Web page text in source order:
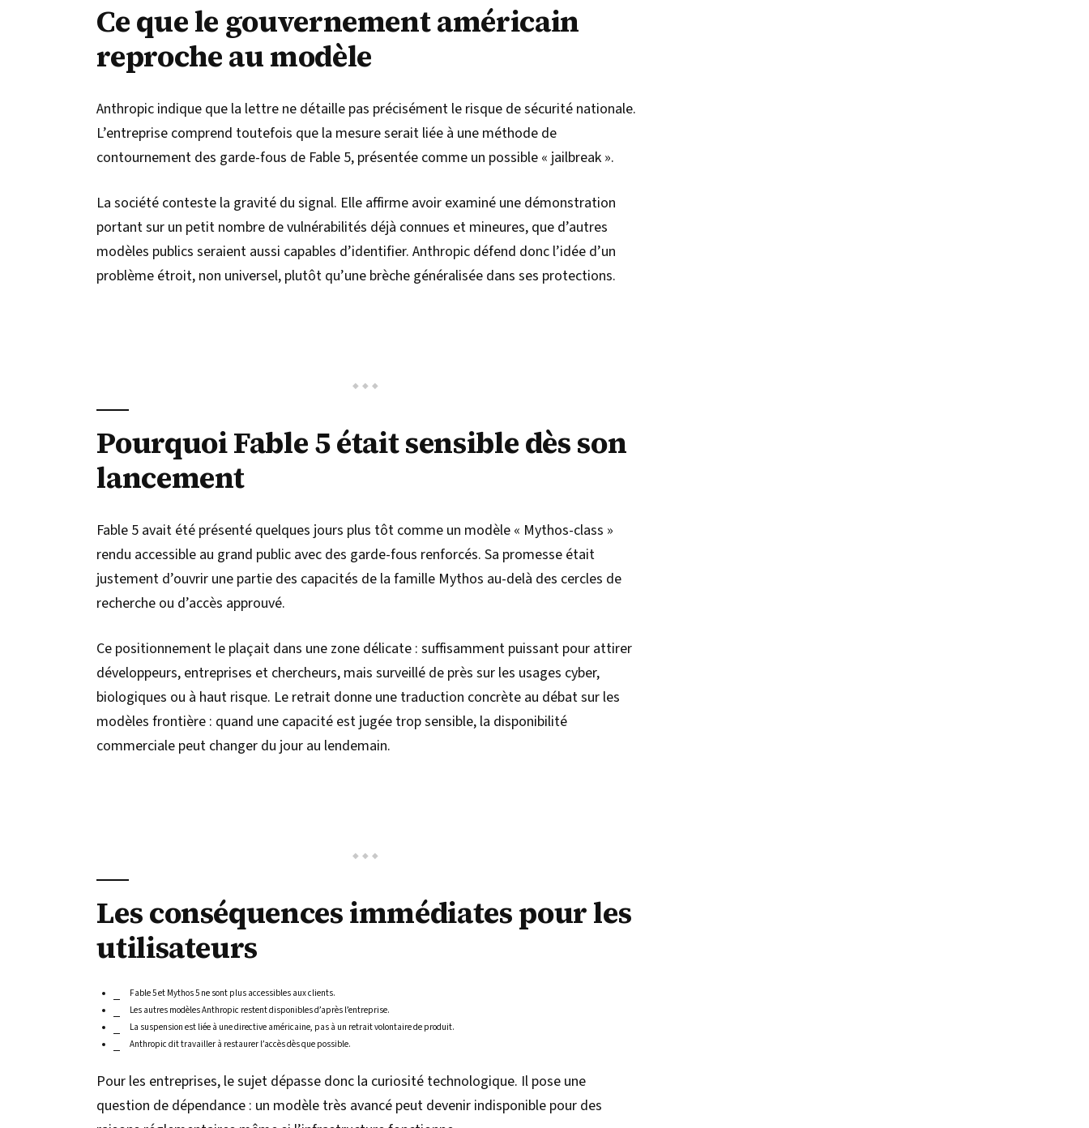
Ce que le gouvernement américain
reproche au modèle
Anthropic indique que la lettre ne détaille pas précisément le risque de sécurité nationale.
L’entreprise comprend toutefois que la mesure serait liée à une méthode de
contournement des garde-fous de Fable 5, présentée comme un possible « jailbreak ».
La société conteste la gravité du signal. Elle affirme avoir examiné une démonstration
portant sur un petit nombre de vulnérabilités déjà connues et mineures, que d’autres
modèles publics seraient aussi capables d’identifier. Anthropic défend donc l’idée d’un
problème étroit, non universel, plutôt qu’une brèche généralisée dans ses protections.
Pourquoi Fable 5 était sensible dès son
lancement
Fable 5 avait été présenté quelques jours plus tôt comme un modèle « Mythos-class »
rendu accessible au grand public avec des garde-fous renforcés. Sa promesse était
justement d’ouvrir une partie des capacités de la famille Mythos au-delà des cercles de
recherche ou d’accès approuvé.
Ce positionnement le plaçait dans une zone délicate : suffisamment puissant pour attirer
développeurs, entreprises et chercheurs, mais surveillé de près sur les usages cyber,
biologiques ou à haut risque. Le retrait donne une traduction concrète au débat sur les
modèles frontière : quand une capacité est jugée trop sensible, la disponibilité
commerciale peut changer du jour au lendemain.
Les conséquences immédiates pour les
utilisateurs
Fable 5 et Mythos 5 ne sont plus accessibles aux clients.
Les autres modèles Anthropic restent disponibles d’après l’entreprise.
La suspension est liée à une directive américaine, pas à un retrait volontaire de produit.
Anthropic dit travailler à restaurer l’accès dès que possible.
Pour les entreprises, le sujet dépasse donc la curiosité technologique. Il pose une
question de dépendance : un modèle très avancé peut devenir indisponible pour des